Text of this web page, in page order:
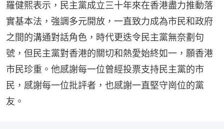
羅健熙表示，民主黨成立三十年來在香港盡力推動落
實基本法，強調多元開放，一直致力成為市民和政府
之間的溝通對話角色，時代更迭令民主黨無奈劃句
號，但民主黨對香港的關切和熱愛始終如一，願香港
市民珍重。他感謝每一位曾經投票支持民主黨的市
民，感謝每一位批評者，也感謝一直堅守崗位的黨
友。